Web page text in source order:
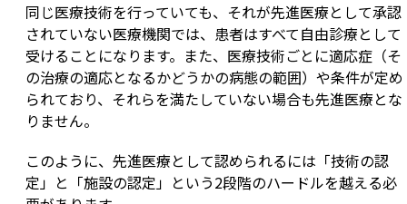
同じ医療技術を行っていても、それが先進医療として承認
されていない医療機関では、患者はすべて自由診療として
受けることになります。また、医療技術ごとに適応症（そ
の治療の適応となるかどうかの病態の範囲）や条件が定め
られており、それらを満たしていない場合も先進医療とな
りません。
このように、先進医療として認められるには「技術の認
定」と「施設の認定」という2段階のハードルを越える必